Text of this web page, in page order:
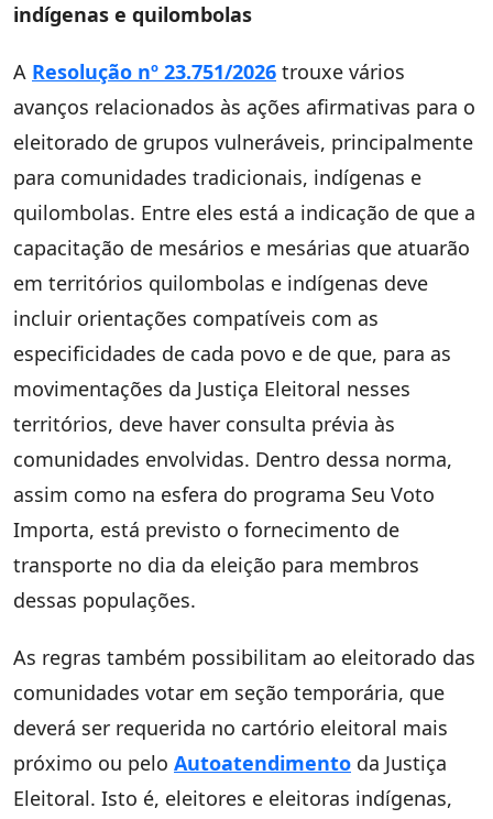
indígenas e quilombolas
A Resolução nº 23.751/2026 trouxe vários
avanços relacionados às ações afirmativas para o
eleitorado de grupos vulneráveis, principalmente
para comunidades tradicionais, indígenas e
quilombolas. Entre eles está a indicação de que a
capacitação de mesários e mesárias que atuarão
em territórios quilombolas e indígenas deve
incluir orientações compatíveis com as
especificidades de cada povo e de que, para as
movimentações da Justiça Eleitoral nesses
territórios, deve haver consulta prévia às
comunidades envolvidas. Dentro dessa norma,
assim como na esfera do programa Seu Voto
Importa, está previsto o fornecimento de
transporte no dia da eleição para membros
dessas populações.
As regras também possibilitam ao eleitorado das
comunidades votar em seção temporária, que
deverá ser requerida no cartório eleitoral mais
próximo ou pelo Autoatendimento da Justiça
Eleitoral. Isto é, eleitores e eleitoras indígenas,